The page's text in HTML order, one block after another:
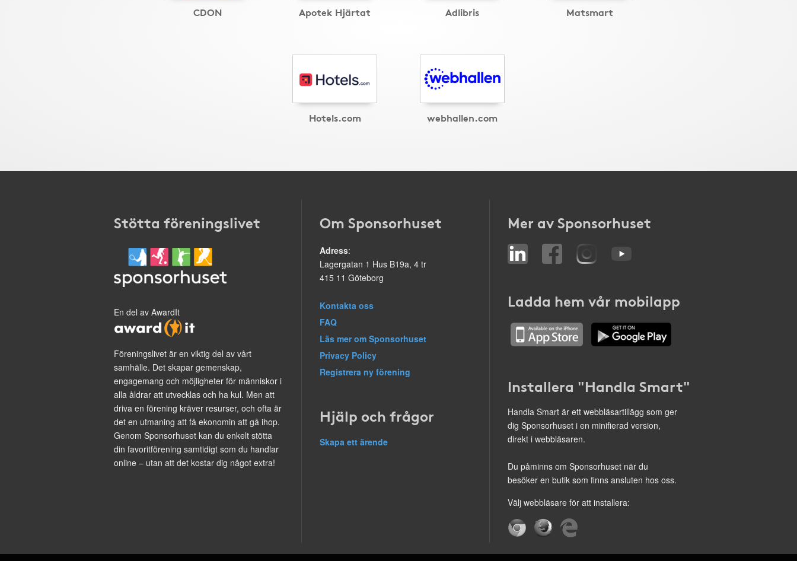
CDON Apotek Hjärtat Adlibris Matsmart
Hotels.com webhallen.com
Stötta föreningslivet
En del av AwardIt
Föreningslivet är en viktig del av vårt
samhälle. Det skapar gemenskap,
engagemang och möjligheter för människor i
alla åldrar att utvecklas och ha kul. Men att
driva en förening kräver resurser, och ofta är
det en utmaning att få ekonomin att gå ihop.
Genom Sponsorhuset kan du enkelt stötta
din favoritförening samtidigt som du handlar
online – utan att det kostar dig något extra!
Om Sponsorhuset
Adress:
Lagergatan 1 Hus B19a, 4 tr
415 11 Göteborg
Kontakta oss
FAQ
Läs mer om Sponsorhuset
Privacy Policy
Registrera ny förening
Hjälp och frågor
Skapa ett ärende
Mer av Sponsorhuset
Ladda hem vår mobilapp
Installera "Handla Smart"
Handla Smart är ett webbläsartillägg som ger
dig Sponsorhuset i en minifierad version,
direkt i webbläsaren.
Du påminns om Sponsorhuset när du
besöker en butik som finns ansluten hos oss.
Välj webbläsare för att installera: